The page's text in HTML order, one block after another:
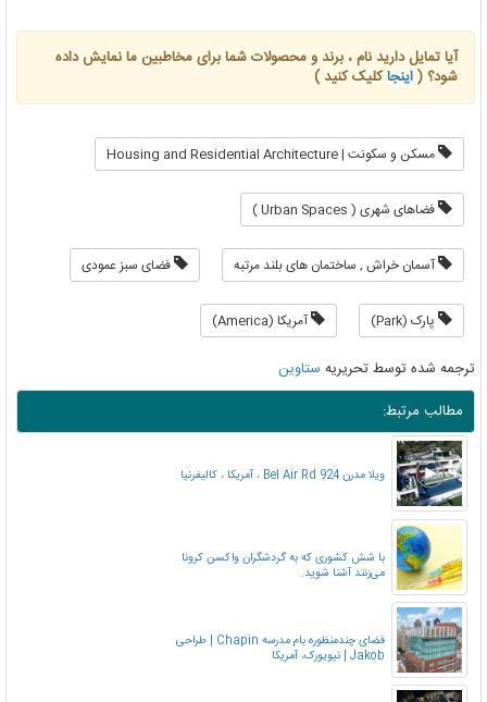
آیا تمایل دارید نام ، برند و محصولات شما برای مخاطبین ما نمایش داده
شود؟ (اینجاکلیک کنید )
مسکن و سکونت | Housing and Residential Architecture
فضاهای شهری ( Urban Spaces )
آسمان خراش , ساختمان های بلند مرتبه فضای سبز عمودی
پارک (Park) آمریکا (America)
ترجمه شده توسط تحریریه ستاوین
مطالب مرتبط:
ویلا مدرن 924 Bel Air Rd ، آمریکا ، کالیفرنیا
با شش کشوری که به گردشگران واکسن کرونا
می‌زنند آشنا شوید.
فضای چندمنظوره بام مدرسه Chapin | طراحی
Jakob | نیویورک، آمریکا